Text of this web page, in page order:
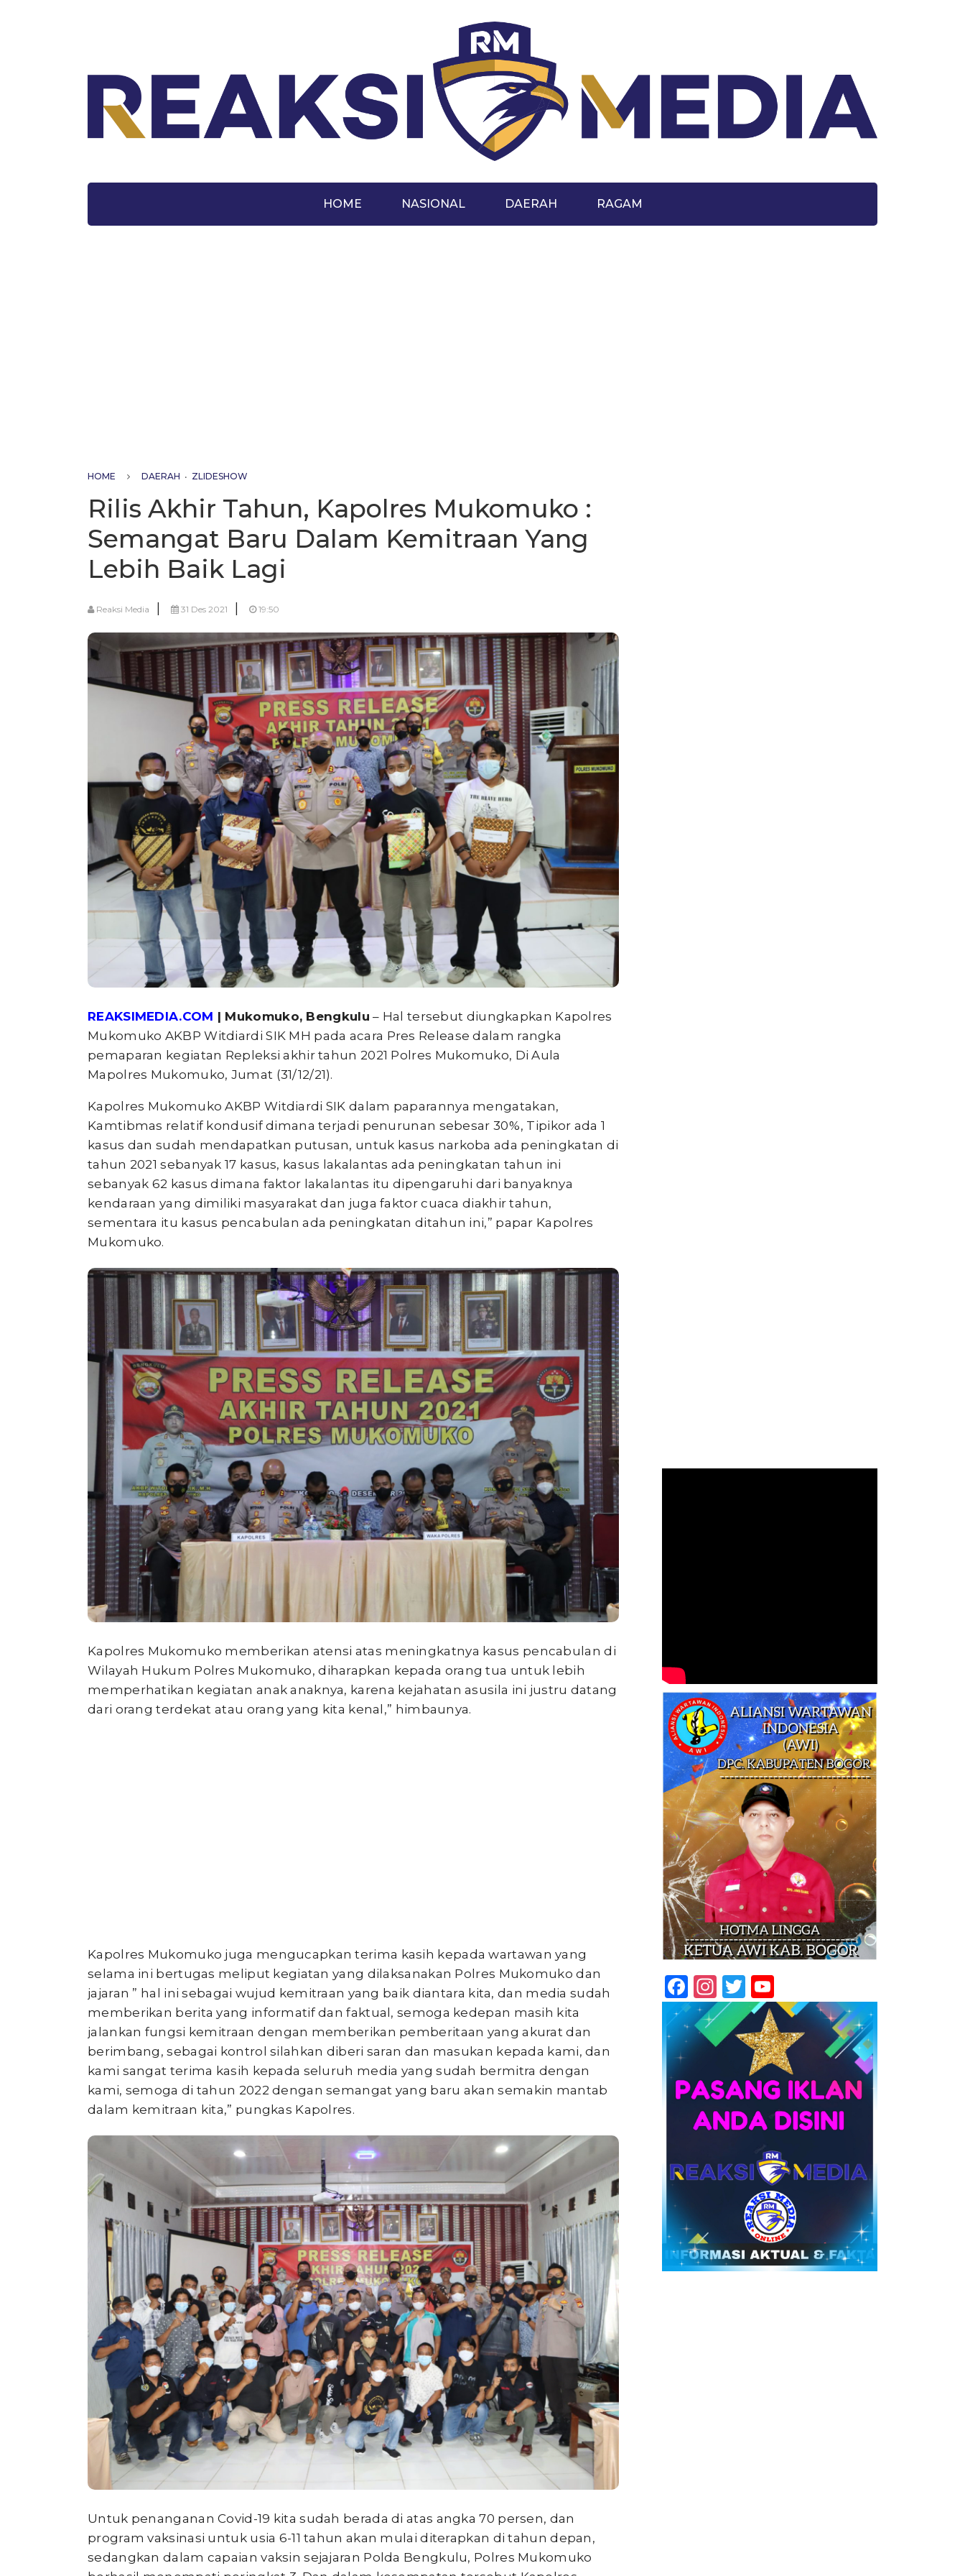
HOME NASIONAL DAERAH RAGAM
HOME DAERAH • ZLIDESHOW
Rilis Akhir Tahun, Kapolres Mukomuko :
Semangat Baru Dalam Kemitraan Yang
Lebih Baik Lagi
Reaksi Media 31 Des 2021 19:50
REAKSIMEDIA.COM | Mukomuko, Bengkulu – Hal tersebut diungkapkan Kapolres
Mukomuko AKBP Witdiardi SIK MH pada acara Pres Release dalam rangka
pemaparan kegiatan Repleksi akhir tahun 2021 Polres Mukomuko, Di Aula
Mapolres Mukomuko, Jumat (31/12/21).
Kapolres Mukomuko AKBP Witdiardi SIK dalam paparannya mengatakan,
Kamtibmas relatif kondusif dimana terjadi penurunan sebesar 30%, Tipikor ada 1
kasus dan sudah mendapatkan putusan, untuk kasus narkoba ada peningkatan di
tahun 2021 sebanyak 17 kasus, kasus lakalantas ada peningkatan tahun ini
sebanyak 62 kasus dimana faktor lakalantas itu dipengaruhi dari banyaknya
kendaraan yang dimiliki masyarakat dan juga faktor cuaca diakhir tahun,
sementara itu kasus pencabulan ada peningkatan ditahun ini,” papar Kapolres
Mukomuko.
Kapolres Mukomuko memberikan atensi atas meningkatnya kasus pencabulan di
Wilayah Hukum Polres Mukomuko, diharapkan kepada orang tua untuk lebih
memperhatikan kegiatan anak anaknya, karena kejahatan asusila ini justru datang
dari orang terdekat atau orang yang kita kenal,” himbaunya.
Kapolres Mukomuko juga mengucapkan terima kasih kepada wartawan yang
selama ini bertugas meliput kegiatan yang dilaksanakan Polres Mukomuko dan
jajaran ” hal ini sebagai wujud kemitraan yang baik diantara kita, dan media sudah
memberikan berita yang informatif dan faktual, semoga kedepan masih kita
jalankan fungsi kemitraan dengan memberikan pemberitaan yang akurat dan
berimbang, sebagai kontrol silahkan diberi saran dan masukan kepada kami, dan
kami sangat terima kasih kepada seluruh media yang sudah bermitra dengan
kami, semoga di tahun 2022 dengan semangat yang baru akan semakin mantab
dalam kemitraan kita,” pungkas Kapolres.
Untuk penanganan Covid-19 kita sudah berada di atas angka 70 persen, dan
program vaksinasi untuk usia 6-11 tahun akan mulai diterapkan di tahun depan,
sedangkan dalam capaian vaksin sejajaran Polda Bengkulu, Polres Mukomuko
Facebook
Instagram
Twitter